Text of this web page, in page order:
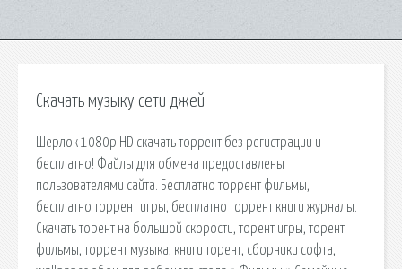
Скачать музыку сети джей
Шерлок 1080p HD скачать торрент без регистрации и
бесплатно! Файлы для обмена предоставлены
пользователями сайта. Бесплатно торрент фильмы,
бесплатно торрент игры, бесплатно торрент книги журналы.
Скачать торент на большой скорости, торент игры, торент
фильмы, торрент музыка, книги торент, сборники софта,